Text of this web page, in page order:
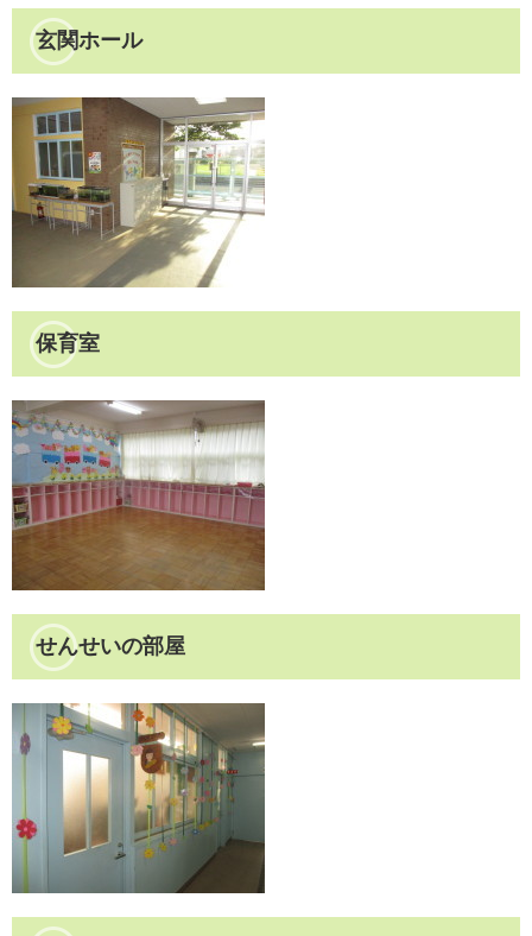
玄関ホール
保育室
せんせいの部屋